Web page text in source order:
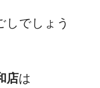
しでしょう
店は